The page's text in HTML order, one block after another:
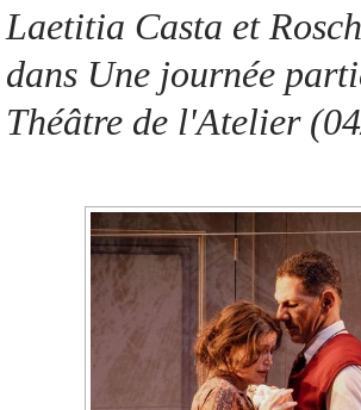
Se connecter
Laetitia Casta et
dans Une journée
Théâtre de l'Atelier